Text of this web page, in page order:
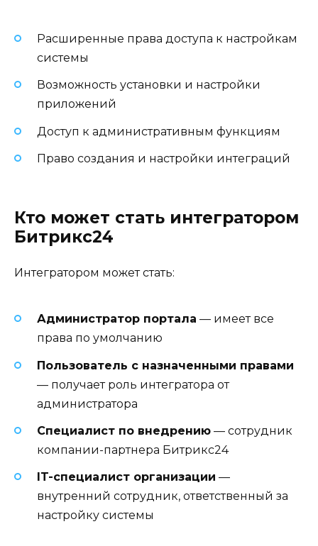
Расширенные права доступа к настройкам
системы
Возможность установки и настройки
приложений
Доступ к административным функциям
Право создания и настройки интеграций
Кто может стать интегратором
Битрикс24
Интегратором может стать:
Администратор портала — имеет все
права по умолчанию
Пользователь с назначенными правами
— получает роль интегратора от
администратора
Специалист по внедрению — сотрудник
компании-партнера Битрикс24
IT-специалист организации —
внутренний сотрудник, ответственный за
настройку системы